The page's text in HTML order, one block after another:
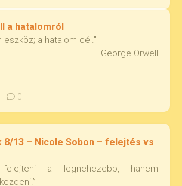
a hatalomról
eszköz; a hatalom cél.”
George Orwell
0
8/13 – Nicole Sobon – felejtés vs
a legnehezebb, hanem